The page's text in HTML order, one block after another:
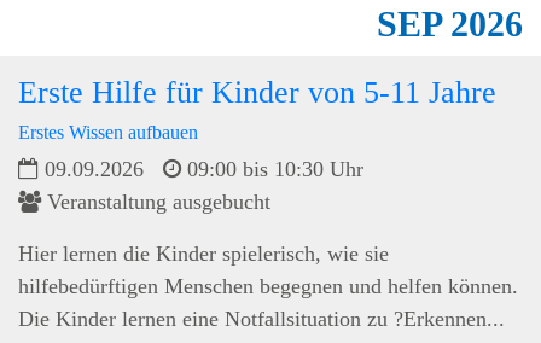
SEP2026
Erste Hilfe für Kinder von 5-11 Jahre
Erstes Wissen aufbauen
09.09.2026
09:00 bis 10:30 Uhr
Veranstaltung ausgebucht
Hier lernen die Kinder spielerisch, wie sie
hilfebedürftigen Menschen begegnen und helfen können.
Die Kinder lernen eine Notfallsituation zu ?Erkennen...